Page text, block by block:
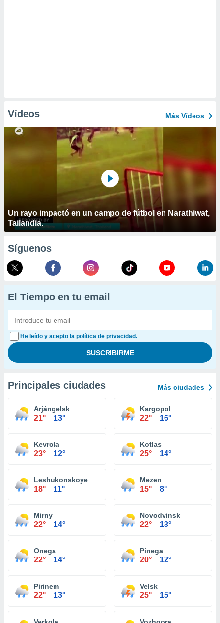
Vídeos Más Vídeos
Un rayo impactó en un campo de fútbol en Narathiwat,
Tailandia.
Síguenos
El Tiempo en tu email
He leído y acepto la política de privacidad.
Principales ciudades Más ciudades
Arjángelsk
21° 13°
Kargopol
22° 16°
Kevrola
23° 12°
Kotlas
25° 14°
Leshukonskoye
18° 11°
Mezen
15° 8°
Mirny
22° 14°
Novodvinsk
22° 13°
Onega
22° 14°
Pinega
20° 12°
Pirinem
22° 13°
Velsk
25° 15°